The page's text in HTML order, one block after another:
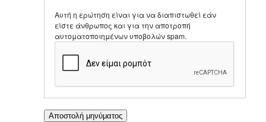
Αυτή η ερώτηση είναι για να διαπιστωθεί εάν
είστε άνθρωπος και για την αποτροπή
αυτοματοποιημένων υποβολών spam.